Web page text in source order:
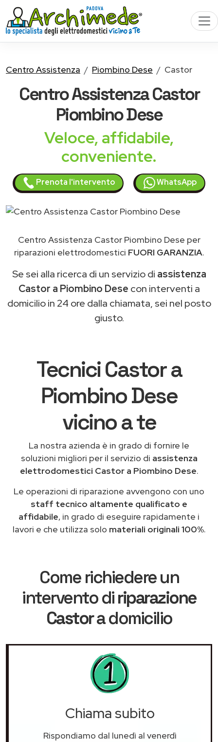
Centro Assistenza Piombino Dese Castor
Centro AssistenzaCastor
Piombino Dese
Veloce, affidabile,
conveniente.
Prenota l'intervento WhatsApp
Centro Assistenza Castor Piombino Dese per
riparazioni elettrodomestici FUORI GARANZIA.
Se sei alla ricerca di un servizio di assistenza
Castor a Piombino Dese con interventi a
domicilio in 24 ore dalla chiamata, sei nel posto
giusto.
Tecnici Castor a
Piombino Dese
vicino a te
La nostra azienda è in grado di fornire le
soluzioni migliori per il servizio di assistenza
elettrodomestici Castor a Piombino Dese.
Le operazioni di riparazione avvengono con uno
staff tecnico altamente qualificato e
affidabile, in grado di eseguire rapidamente i
lavori e che utilizza solo materiali originali 100%.
Come richiedere un
intervento diriparazione
Castora domicilio
Chiama subito
Rispondiamo dal lunedì al venerdì